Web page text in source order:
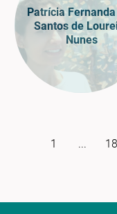
Patrícia
Santos de
Nunes
1 ... 18